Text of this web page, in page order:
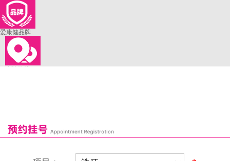
爱康健品牌
恒乐口腔诊所
富港口腔诊所